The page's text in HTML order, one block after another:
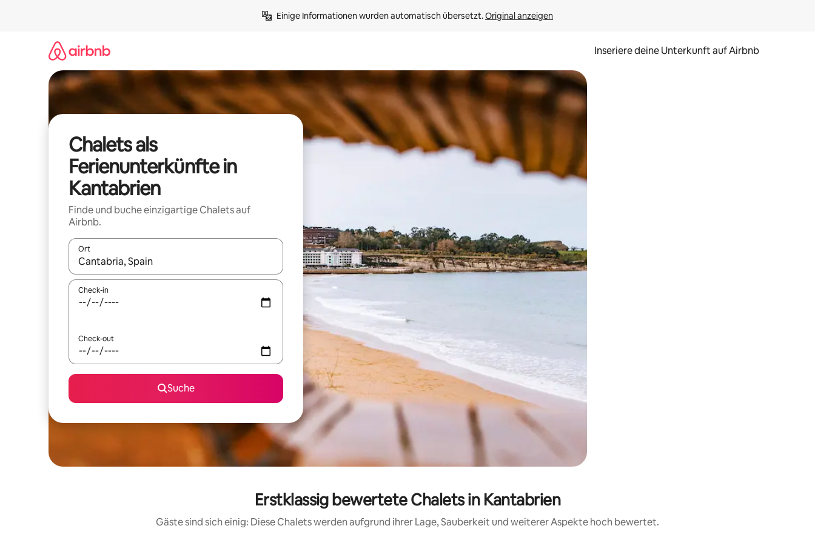
Einige Informationen wurden automatisch übersetzt. Original anzeigen
Inseriere deine Unterkunft auf Airbnb
Chalets als
Ferienunterkünfte in
Kantabrien
Finde und buche einzigartige Chalets auf
Airbnb.
Ort
Wenn Ergebnisse verfügbar sind, navigiere mit den Pfeiltasten nach oben und unten oder erkunde die Ergebnisse durch Berühren oder Wischgesten.
Check-in
Check-out
Suche
Erstklassig bewertete Chalets in Kantabrien
Gäste sind sich einig: Diese Chalets werden aufgrund ihrer Lage, Sauberkeit und weiterer Aspekte hoch bewertet.